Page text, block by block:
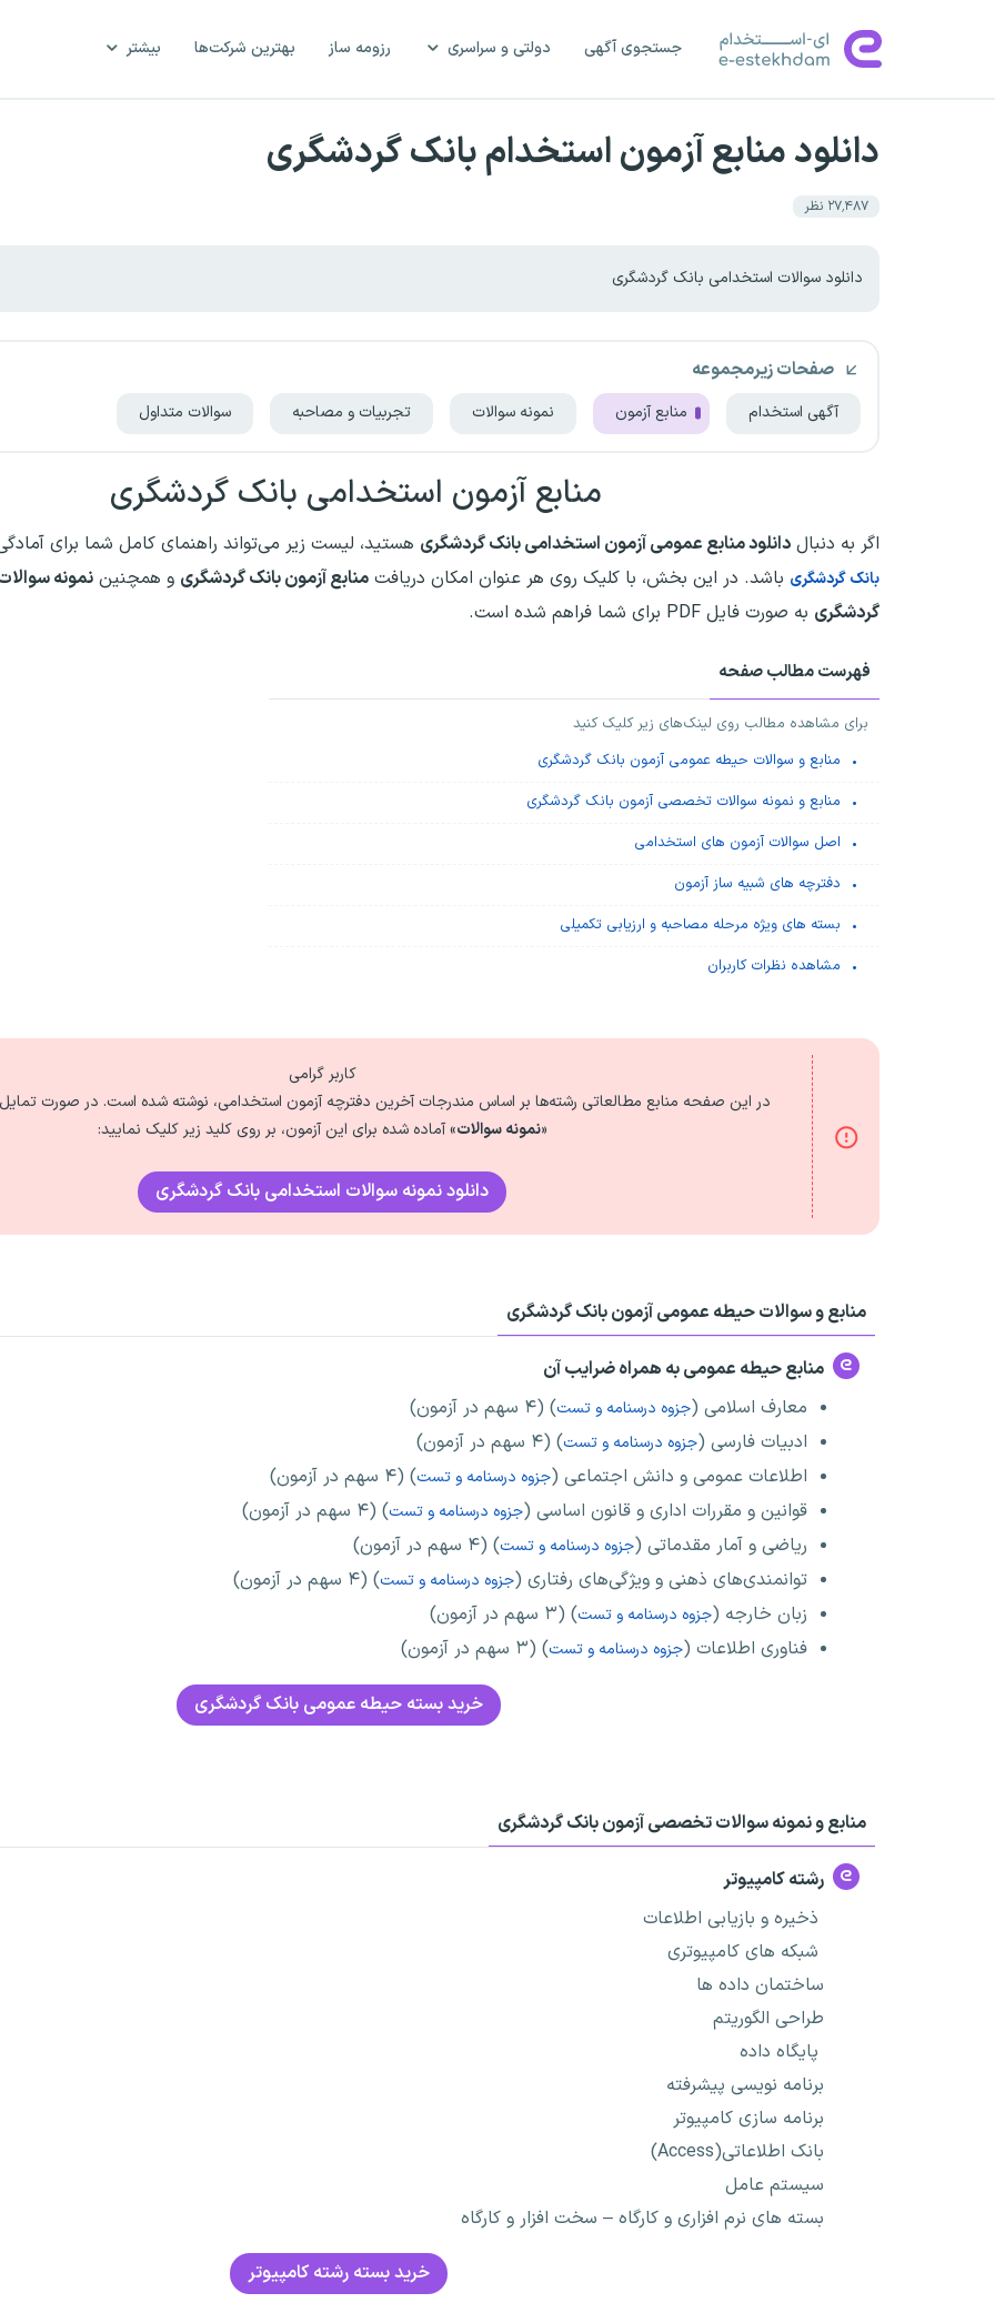
جستجوی آگهی دولتی و سراسری رزومه ساز بهترین شرکت‌ها بیشتر
دانلود منابع آزمون استخدام بانک گردشگری
۲۷٬۴۸۷ نظر
دانلود سوالات استخدامی بانک گردشگری
صفحات زیرمجموعه
آگهی استخدام منابع آزمون نمونه سوالات تجربیات و مصاحبه سوالات متداول
منابع آزمون استخدامی بانک گردشگری
اگر به دنبال دانلود منابع عمومی آزمون استخدامی بانک گردشگری هستید، لیست زیر می‌تواند راهنمای کامل شما برای
بانک گردشگری باشد. در این بخش، با کلیک روی هر عنوان امکان دریافت منابع آزمون بانک گردشگری و همچنین نمونه
گردشگری به صورت فایل PDF برای شما فراهم شده است.
فهرست مطالب صفحه
برای مشاهده مطالب روی لینک‌های زیر کلیک کنید
منابع و سوالات حیطه عمومی آزمون بانک گردشگری
منابع و نمونه سوالات تخصصی آزمون بانک گردشگری
اصل سوالات آزمون های استخدامی
دفترچه های شبیه ساز آزمون
بسته های ویژه مرحله مصاحبه و ارزیابی تکمیلی
مشاهده نظرات کاربران
کاربر گرامی
در این صفحه منابع مطالعاتی رشته‌ها بر اساس مندرجات آخرین دفترچه آزمون استخدامی، نوشته شده است. در صورت تمایل
«نمونه سوالات» آماده شده برای این آزمون، بر روی کلید زیر کلیک نمایید:
دانلود نمونه سوالات استخدامی بانک گردشگری
منابع و سوالات حیطه عمومی آزمون بانک گردشگری
منابع حیطه عمومی به همراه ضرایب آن
معارف اسلامی (جزوه درسنامه و تست) (۴ سهم در آزمون)
ادبیات فارسی (جزوه درسنامه و تست) (۴ سهم در آزمون)
اطلاعات عمومی و دانش اجتماعی (جزوه درسنامه و تست) (۴ سهم در آزمون)
قوانین و مقررات اداری و قانون اساسی (جزوه درسنامه و تست) (۴ سهم در آزمون)
ریاضی و آمار مقدماتی (جزوه درسنامه و تست) (۴ سهم در آزمون)
توانمندی‌های ذهنی و ویژگی‌های رفتاری (جزوه درسنامه و تست) (۴ سهم در آزمون)
زبان خارجه (جزوه درسنامه و تست) (۳ سهم در آزمون)
فناوری اطلاعات (جزوه درسنامه و تست) (۳ سهم در آزمون)
خرید بسته حیطه عمومی بانک گردشگری
منابع و نمونه سوالات تخصصی آزمون بانک گردشگری
رشته کامپیوتر
ذخیره و بازیابی اطلاعات
شبکه های کامپیوتری
ساختمان داده ها
طراحی الگوریتم
پایگاه داده
برنامه نویسی پیشرفته
برنامه سازی کامپیوتر
بانک اطلاعاتی(Access)
سیستم عامل
بسته های نرم افزاری و کارگاه – سخت افزار و کارگاه
خرید بسته رشته کامپیوتر